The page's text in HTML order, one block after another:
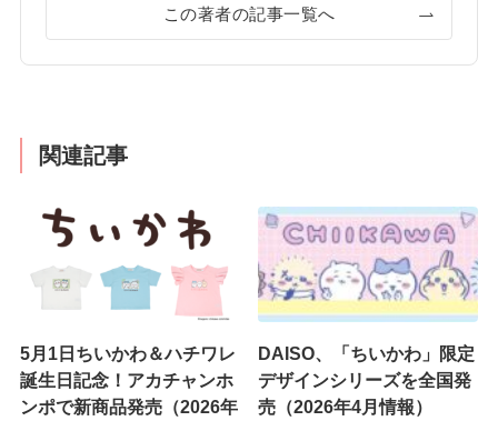
この著者の記事一覧へ
関連記事
5月1日ちいかわ＆ハチワレ
誕生日記念！アカチャンホ
ンポで新商品発売（2026年
DAISO、「ちいかわ」限定
デザインシリーズを全国発
売（2026年4月情報）